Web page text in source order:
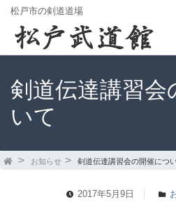
松戸市の剣道道場
剣道伝達講習会
いて
お知らせ 剣道伝達講習会の開催につ
2017年5月9日